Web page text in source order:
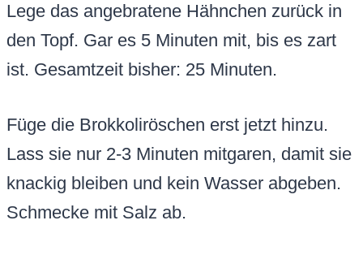
Lege das angebratene Hähnchen zurück in
den Topf. Gar es 5 Minuten mit, bis es zart
ist. Gesamtzeit bisher: 25 Minuten.
Füge die Brokkoliröschen erst jetzt hinzu.
Lass sie nur 2-3 Minuten mitgaren, damit sie
knackig bleiben und kein Wasser abgeben.
Schmecke mit Salz ab.